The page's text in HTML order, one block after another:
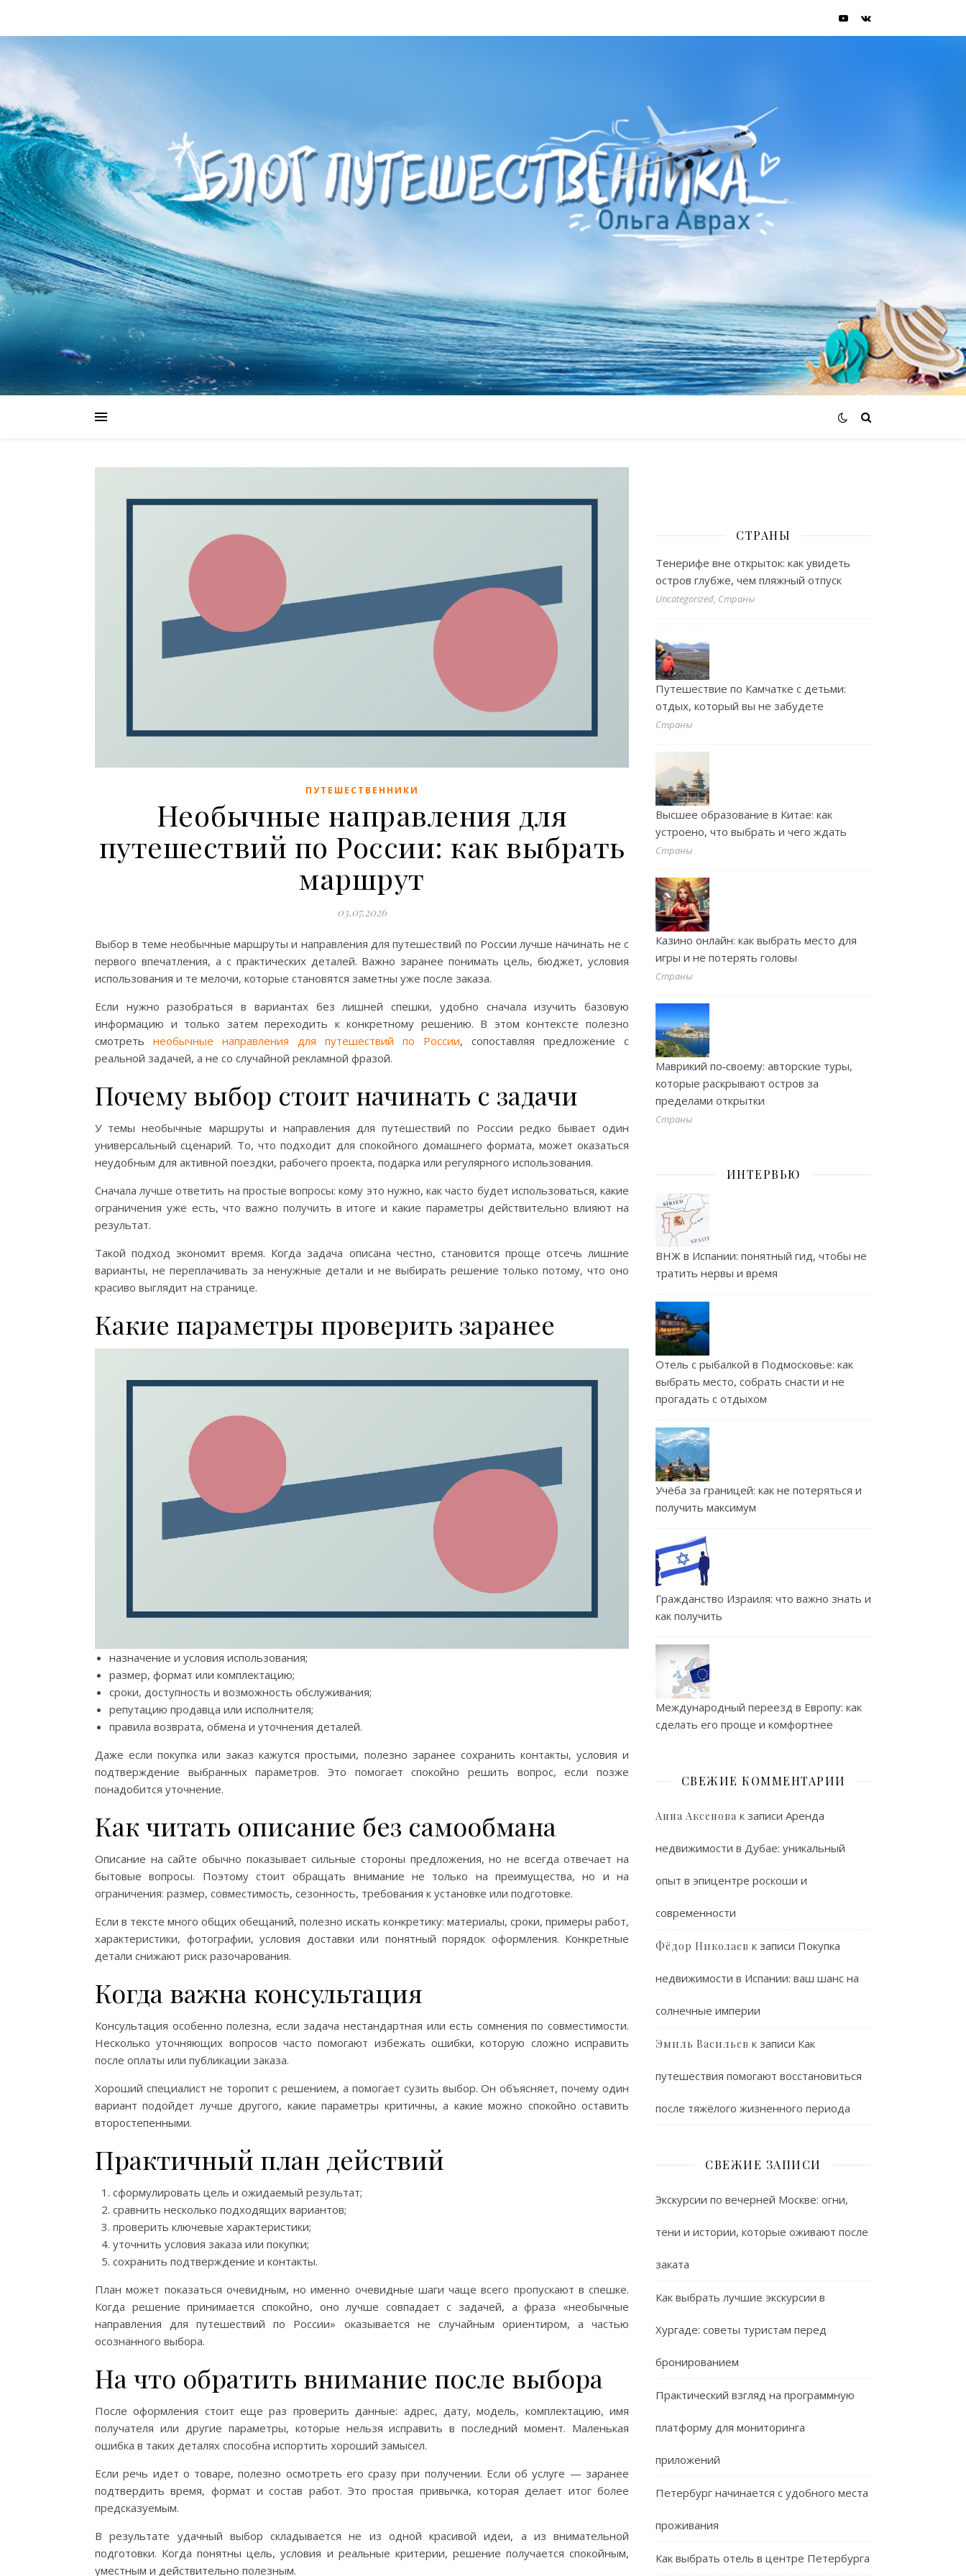
ПУТЕШЕСТВЕННИКИ
Необычные направления для
путешествий по России: как выбрать
маршрут
03.07.2026
Выбор в теме необычные маршруты и направления для путешествий по России лучше начинать не с
первого впечатления, а с практических деталей. Важно заранее понимать цель, бюджет, условия
использования и те мелочи, которые становятся заметны уже после заказа.
Если нужно разобраться в вариантах без лишней спешки, удобно сначала изучить базовую
информацию и только затем переходить к конкретному решению. В этом контексте полезно
смотреть необычные направления для путешествий по России, сопоставляя предложение с
реальной задачей, а не со случайной рекламной фразой.
Почему выбор стоит начинать с задачи
У темы необычные маршруты и направления для путешествий по России редко бывает один
универсальный сценарий. То, что подходит для спокойного домашнего формата, может оказаться
неудобным для активной поездки, рабочего проекта, подарка или регулярного использования.
Сначала лучше ответить на простые вопросы: кому это нужно, как часто будет использоваться, какие
ограничения уже есть, что важно получить в итоге и какие параметры действительно влияют на
результат.
Такой подход экономит время. Когда задача описана честно, становится проще отсечь лишние
варианты, не переплачивать за ненужные детали и не выбирать решение только потому, что оно
красиво выглядит на странице.
Какие параметры проверить заранее
назначение и условия использования;
размер, формат или комплектацию;
сроки, доступность и возможность обслуживания;
репутацию продавца или исполнителя;
правила возврата, обмена и уточнения деталей.
Даже если покупка или заказ кажутся простыми, полезно заранее сохранить контакты, условия и
подтверждение выбранных параметров. Это помогает спокойно решить вопрос, если позже
понадобится уточнение.
Как читать описание без самообмана
Описание на сайте обычно показывает сильные стороны предложения, но не всегда отвечает на
бытовые вопросы. Поэтому стоит обращать внимание не только на преимущества, но и на
ограничения: размер, совместимость, сезонность, требования к установке или подготовке.
Если в тексте много общих обещаний, полезно искать конкретику: материалы, сроки, примеры работ,
характеристики, фотографии, условия доставки или понятный порядок оформления. Конкретные
детали снижают риск разочарования.
Когда важна консультация
Консультация особенно полезна, если задача нестандартная или есть сомнения по совместимости.
Несколько уточняющих вопросов часто помогают избежать ошибки, которую сложно исправить
после оплаты или публикации заказа.
Хороший специалист не торопит с решением, а помогает сузить выбор. Он объясняет, почему один
вариант подойдет лучше другого, какие параметры критичны, а какие можно спокойно оставить
второстепенными.
Практичный план действий
сформулировать цель и ожидаемый результат;
сравнить несколько подходящих вариантов;
проверить ключевые характеристики;
уточнить условия заказа или покупки;
сохранить подтверждение и контакты.
План может показаться очевидным, но именно очевидные шаги чаще всего пропускают в спешке.
Когда решение принимается спокойно, оно лучше совпадает с задачей, а фраза «необычные
направления для путешествий по России» оказывается не случайным ориентиром, а частью
осознанного выбора.
На что обратить внимание после выбора
После оформления стоит еще раз проверить данные: адрес, дату, модель, комплектацию, имя
получателя или другие параметры, которые нельзя исправить в последний момент. Маленькая
ошибка в таких деталях способна испортить хороший замысел.
Если речь идет о товаре, полезно осмотреть его сразу при получении. Если об услуге — заранее
подтвердить время, формат и состав работ. Это простая привычка, которая делает итог более
предсказуемым.
В результате удачный выбор складывается не из одной красивой идеи, а из внимательной
подготовки. Когда понятны цель, условия и реальные критерии, решение получается спокойным,
уместным и действительно полезным.
СТРАНЫ
Тенерифе вне открыток: как увидеть
остров глубже, чем пляжный отпуск
Uncategorized, Страны
Путешествие по Камчатке с детьми:
отдых, который вы не забудете
Страны
Высшее образование в Китае: как
устроено, что выбрать и чего ждать
Страны
Казино онлайн: как выбрать место для
игры и не потерять головы
Страны
Маврикий по‑своему: авторские туры,
которые раскрывают остров за
пределами открытки
Страны
ИНТЕРВЬЮ
ВНЖ в Испании: понятный гид, чтобы не
тратить нервы и время
Отель с рыбалкой в Подмосковье: как
выбрать место, собрать снасти и не
прогадать с отдыхом
Учёба за границей: как не потеряться и
получить максимум
Гражданство Израиля: что важно знать и
как получить
Международный переезд в Европу: как
сделать его проще и комфортнее
СВЕЖИЕ КОММЕНТАРИИ
Анна Аксенова к записи Аренда
недвижимости в Дубае: уникальный
опыт в эпицентре роскоши и
современности
Фёдор Николаев к записи Покупка
недвижимости в Испании: ваш шанс на
солнечные империи
Эмиль Васильев к записи Как
путешествия помогают восстановиться
после тяжёлого жизненного периода
СВЕЖИЕ ЗАПИСИ
Экскурсии по вечерней Москве: огни,
тени и истории, которые оживают после
заката
Как выбрать лучшие экскурсии в
Хургаде: советы туристам перед
бронированием
Практический взгляд на программную
платформу для мониторинга
приложений
Петербург начинается с удобного места
проживания
Как выбрать отель в центре Петербурга